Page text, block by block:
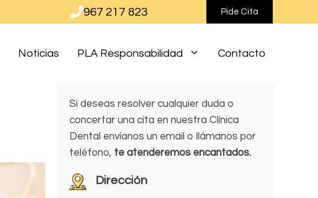
967 217 823 Pide Cita
Noticias PLA Responsabilidad Contacto
Si deseas resolver cualquier duda o
concertar una cita en nuestra Clínica
Dental envíanos un email o llámanos por
teléfono, te atenderemos encantados.
Dirección